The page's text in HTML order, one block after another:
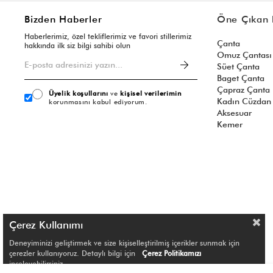
Bizden Haberler
Haberlerimiz, özel tekliflerimiz ve favori stillerimiz
hakkında ilk siz bilgi sahibi olun
Üyelik koşullarını vekişisel verilerimin
korunmasını kabul ediyorum.
Öne
Çanta
Omuz Çantası
Süet Çanta
Baget Çanta
Çapraz Çanta
Kadın Cüzdan
Aksesuar
Kemer
© Shule. All right reserved.
Çerez Kullanımı
Deneyiminizi geliştirmek ve size kişiselleştirilmiş içerikler sunmak için
çerezler kullanıyoruz. Detaylı bilgi için Çerez Politikamızı
inceleyebilirsiniz.